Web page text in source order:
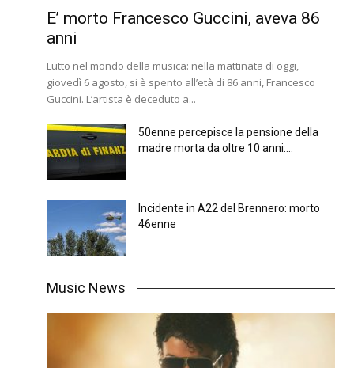
E’ morto Francesco Guccini, aveva 86
anni
Lutto nel mondo della musica: nella mattinata di oggi,
giovedì 6 agosto, si è spento all’età di 86 anni, Francesco
Guccini. L’artista è deceduto a...
50enne percepisce la pensione della
madre morta da oltre 10 anni:...
Incidente in A22 del Brennero: morto
46enne
Music News